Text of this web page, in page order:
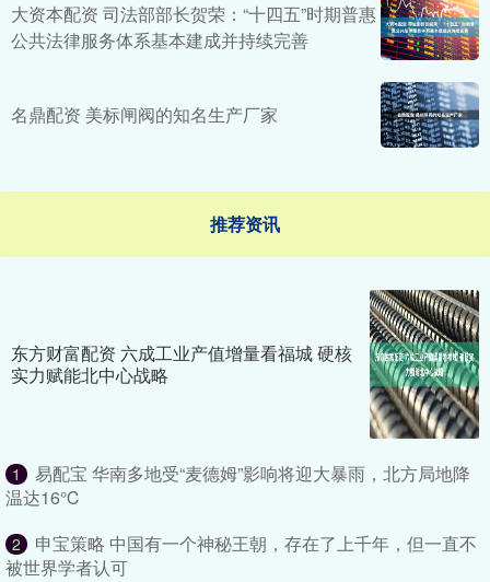
大资本配资 司法部部长贺荣：“十四五”时期普惠
公共法律服务体系基本建成并持续完善
名鼎配资 美标闸阀的知名生产厂家
推荐资讯
东方财富配资 六成工业产值增量看福城 硬核
实力赋能北中心战略
1
易配宝 华南多地受“麦德姆”影响将迎大暴雨，北方局地降
温达16℃
2
申宝策略 中国有一个神秘王朝，存在了上千年，但一直不
被世界学者认可